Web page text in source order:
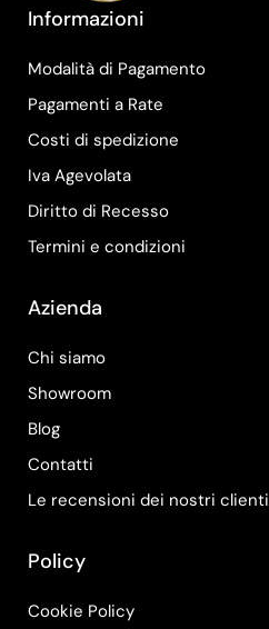
Informazioni
Modalità di Pagamento
Pagamenti a Rate
Costi di spedizione
Iva Agevolata
Diritto di Recesso
Termini e condizioni
Azienda
Chi siamo
Showroom
Blog
Contatti
Le recensioni dei nostri clienti
Policy
Cookie Policy